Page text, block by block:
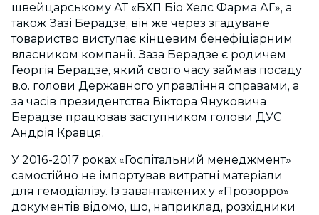
швейцарському АТ «БХП Біо Хелс Фарма АГ», а
також Зазі Берадзе, він же через згадуване
товариство виступає кінцевим бенефіціарним
власником компанії. Заза Берадзе є родичем
Георгія Берадзе, який свого часу займав посаду
в.о. голови Державного управління справами, а
за часів президентства Віктора Януковича
Берадзе працював заступником голови ДУС
Андрія Кравця.
У 2016-2017 роках «Госпітальний менеджмент»
самостійно не імпортував витратні матеріали
для гемодіалізу. Із завантажених у «Прозорро»
документів відомо, що, наприклад, розхідники